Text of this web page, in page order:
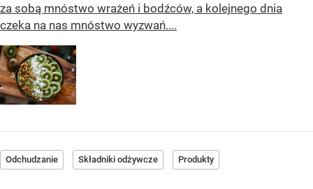
za sobą mnóstwo wrażeń i bodźców, a kolejnego dnia
czeka na nas mnóstwo wyzwań....
Odchudzanie Składniki odżywcze Produkty